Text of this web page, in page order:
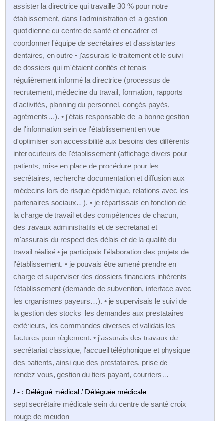
assister la directrice qui travaille 30 % pour notre
établissement, dans l'administration et la gestion
quotidienne du centre de santé et encadrer et
coordonner l'équipe de secrétaires et d'assistantes
dentaires, en outre • j'assurais le traitement et le suivi
de dossiers qui m'étaient confiés et tenais
régulièrement informé la directrice (processus de
recrutement, médecine du travail, formation, rapports
d'activités, planning du personnel, congés payés,
agréments…). • j'étais responsable de la bonne gestion
de l'information sein de l'établissement en vue
d'optimiser son accessibilité aux besoins des différents
interlocuteurs de l'établissement (affichage divers pour
patients, mise en place de procédure pour les
secrétaires, recherche documentation et diffusion aux
médecins lors de risque épidémique, relations avec les
partenaires sociaux…). • je répartissais en fonction de
la charge de travail et des compétences de chacun,
des travaux administratifs et de secrétariat et
m'assurais du respect des délais et de la qualité du
travail réalisé • je participais l'élaboration des projets de
l'établissement. • je pouvais être amené prendre en
charge et superviser des dossiers financiers inhérents
l'établissement (demande de subvention, interface avec
les organismes payeurs…). • je supervisais le suivi de
la gestion des stocks, les demandes aux prestataires
extérieurs, les commandes diverses et validais les
factures pour règlement. • j'assurais des travaux de
secrétariat classique, l'accueil téléphonique et physique
des patients, ainsi que des prestataires. prise de
rendez vous, gestion du tiers payant, courriers…
/ - : Délégué médical / Déléguée médicale
sept secrétaire médicale sein du centre de santé croix
rouge de meudon